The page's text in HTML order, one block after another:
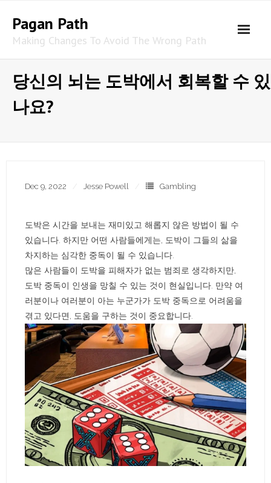
content
Pagan Path
Making Changes To Avoid The Wrong Path
당신의 뇌는 도박에서 회복할 수 있
나요?
Dec 9, 2022 Jesse Powell Gambling
도박은 시간을 보내는 재미있고 해롭지 않은 방법이 될 수
있습니다. 하지만 어떤 사람들에게는, 도박이 그들의 삶을
차지하는 심각한 중독이 될 수 있습니다.
많은 사람들이 도박을 피해자가 없는 범죄로 생각하지만,
도박 중독이 인생을 망칠 수 있는 것이 현실입니다. 만약 여
러분이나 여러분이 아는 누군가가 도박 중독으로 어려움을
겪고 있다면, 도움을 구하는 것이 중요합니다.